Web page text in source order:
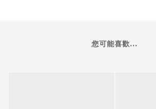
您可能喜歡...